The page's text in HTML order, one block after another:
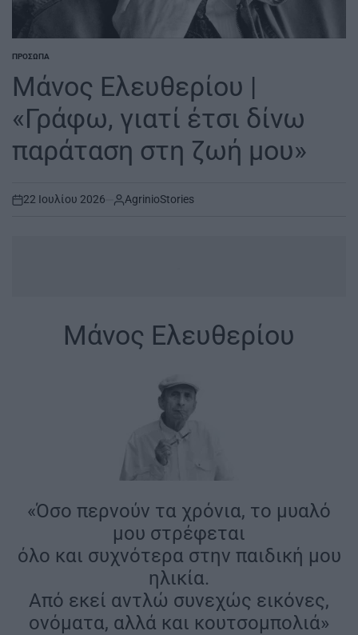
POSTED
ΠΡΌΣΩΠΑ
Μάνος Ελευθερίου |
«Γράφω, γιατί έτσι δίνω
παράταση στη ζωή μου»
on
22 Ιουλίου 2026 AgrinioStories
Μάνος Ελευθερίου
«Όσο περνούν τα χρόνια, το μυαλό
μου στρέφεται
όλο και συχνότερα στην παιδική μου
ηλικία.
Από εκεί αντλώ συνεχώς εικόνες,
ονόματα, αλλά και κουτσομπολιά»